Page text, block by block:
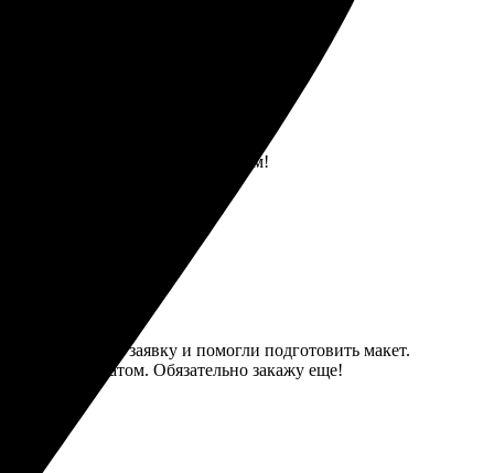
и доставка. Рекомендую друзьям!
на заявку и помогли подготовить макет.
результатом. Обязательно закажу еще!